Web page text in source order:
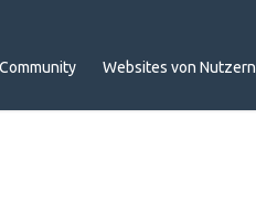
Community Websites von Nutzern